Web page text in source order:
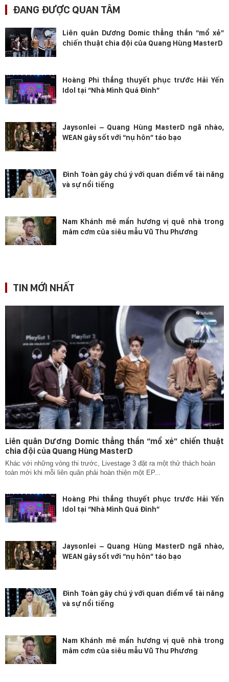
ĐANG ĐƯỢC QUAN TÂM
Liên quân Dương Domic thẳng thắn “mổ xẻ”
chiến thuật chia đội của Quang Hùng MasterD
Hoàng Phi thắng thuyết phục trước Hải Yến
Idol tại “Nhà Mình Quá Đỉnh”
Jaysonlei – Quang Hùng MasterD ngã nhào,
WEAN gây sốt với “nụ hôn” táo bạo
Đình Toàn gây chú ý với quan điểm về tài năng
và sự nổi tiếng
Nam Khánh mê mẩn hương vị quê nhà trong
mâm cơm của siêu mẫu Vũ Thu Phương
TIN MỚI NHẤT
Liên quân Dương Domic thẳng thắn “mổ xẻ” chiến thuật
chia đội của Quang Hùng MasterD
Khác với những vòng thi trước, Livestage 3 đặt ra một thử thách hoàn
toàn mới khi mỗi liên quân phải hoàn thiện một EP...
Hoàng Phi thắng thuyết phục trước Hải Yến
Idol tại “Nhà Mình Quá Đỉnh”
Jaysonlei – Quang Hùng MasterD ngã nhào,
WEAN gây sốt với “nụ hôn” táo bạo
Đình Toàn gây chú ý với quan điểm về tài năng
và sự nổi tiếng
Nam Khánh mê mẩn hương vị quê nhà trong
mâm cơm của siêu mẫu Vũ Thu Phương